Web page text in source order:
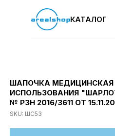
КАТАЛОГ
ШАПОЧКА
ИСПОЛЬЗОВАНИЯ
№ РЗН 2016/3611 ОТ
SKU: ШС53